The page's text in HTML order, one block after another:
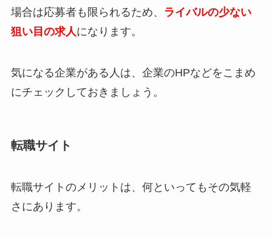
場合は応募者も限られるため、
ライバルの少ない
狙い目の求人になります。
気になる企業がある人は、企業のHPなどをこまめ
にチェックしておきましょう。
転職サイト
転職サイトのメリットは、何といってもその気軽
さにあります。